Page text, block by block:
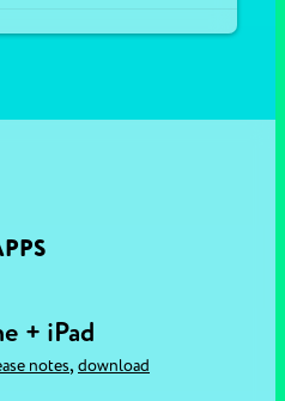
+ iPad
notes, download